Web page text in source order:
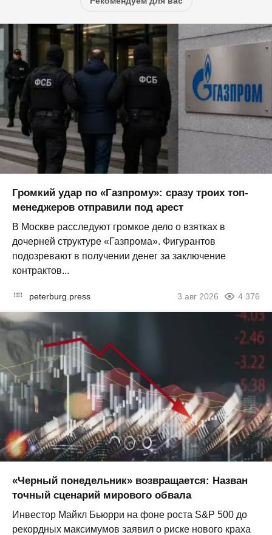
Громкий удар по «Газпрому»: сразу троих топ-
менеджеров отправили под арест
В Москве расследуют громкое дело о взятках в
дочерней структуре «Газпрома». Фигурантов
подозревают в получении денег за заключение
контрактов...
peterburg.press 3 авг 2026 4 376
«Черный понедельник» возвращается: Назван
точный сценарий мирового обвала
Инвестор Майкл Бьюрри на фоне роста S&P 500 до
рекордных максимумов заявил о риске нового краха